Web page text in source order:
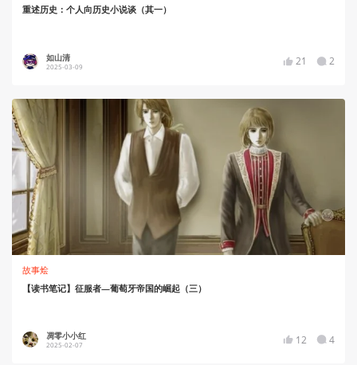
重述历史：个人向历史小说谈（其一）
如山清
2025-03-09 21 2
故事烩
【读书笔记】征服者—葡萄牙帝国的崛起（三）
凋零小小红
2025-02-07 12 4